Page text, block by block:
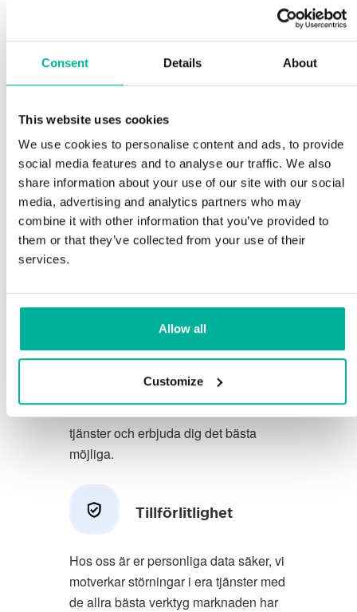
Consent Details About
This website uses cookies
We use cookies to personalise content and ads, to provide
social media features and to analyse our traffic. We also
share information about your use of our site with our social
media, advertising and analytics partners who may
combine it with other information that you’ve provided to
them or that they’ve collected from your use of their
services.
Allow all
Customize
Varför väljer våra kunder
oss?
Support
Du förtjänar att ha de allra bästa
förutsättningarna för din verksamhet.
Vi har en trevlig och kunnig
tjänster.
Vi strävar efter att överträfa dina
förstklassig service. Vi lär oss av din
feedback så att vi kan förbättra våra
tjänster och erbjuda dig det bästa
möjliga.
Tillförlitlighet
Hos oss är er personliga data säker, vi
motverkar störningar i era tjänster med
de allra bästa verktyg marknaden har